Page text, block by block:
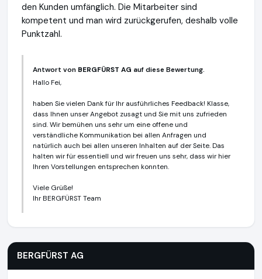
den Kunden umfänglich. Die Mitarbeiter sind
kompetent und man wird zurückgerufen, deshalb volle
Punktzahl.
Antwort von BERGFÜRST AG auf diese Bewertung.
Hallo Fei,
haben Sie vielen Dank für Ihr ausführliches Feedback! Klasse,
dass Ihnen unser Angebot zusagt und Sie mit uns zufrieden
sind. Wir bemühen uns sehr um eine offene und
verständliche Kommunikation bei allen Anfragen und
natürlich auch bei allen unseren Inhalten auf der Seite. Das
halten wir für essentiell und wir freuen uns sehr, dass wir hier
Ihren Vorstellungen entsprechen konnten.
Viele Grüße!
Ihr BERGFÜRST Team
BERGFÜRST AG